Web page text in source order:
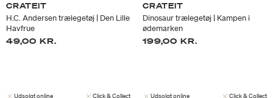
CRATEIT
H.C. Andersen trælegetøj | Den Lille
Havfrue
49,00 KR.
Udsolgt online Click & Collect
CRATEIT
Dinosaur trælegetøj | Kampen i
ødemarken
199,00 KR.
Udsolgt online Click & Collect